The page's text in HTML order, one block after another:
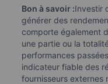
Bon à savoir :Investir
générer des
comporte également
une partie ou la
performances
indicateur fiable des
fournisseurs externes